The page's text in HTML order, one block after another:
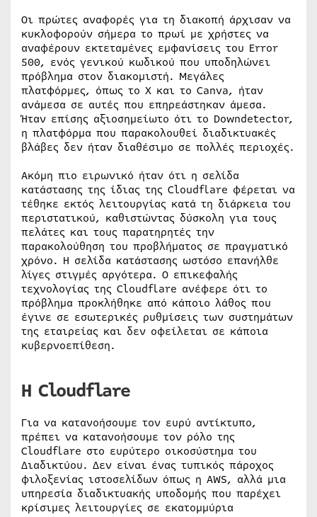
Οι πρώτες αναφορές για τη διακοπή άρχισαν να
κυκλοφορούν σήμερα το πρωί με χρήστες να
αναφέρουν εκτεταμένες εμφανίσεις του Error
500, ενός γενικού κωδικού που υποδηλώνει
πρόβλημα στον διακομιστή. Μεγάλες
πλατφόρμες, όπως το X και το Canva, ήταν
ανάμεσα σε αυτές που επηρεάστηκαν άμεσα.
Ήταν επίσης αξιοσημείωτο ότι το Downdetector,
η πλατφόρμα που παρακολουθεί διαδικτυακές
βλάβες δεν ήταν διαθέσιμο σε πολλές περιοχές.
Ακόμη πιο ειρωνικό ήταν ότι η σελίδα
κατάστασης της ίδιας της Cloudflare φέρεται να
τέθηκε εκτός λειτουργίας κατά τη διάρκεια του
περιστατικού, καθιστώντας δύσκολη για τους
πελάτες και τους παρατηρητές την
παρακολούθηση του προβλήματος σε πραγματικό
χρόνο. Η σελίδα κατάστασης ωστόσο επανήλθε
λίγες στιγμές αργότερα. Ο επικεφαλής
τεχνολογίας της Cloudflare ανέφερε ότι το
πρόβλημα προκλήθηκε από κάποιο λάθος που
έγινε σε εσωτερικές ρυθμίσεις των συστημάτων
της εταιρείας και δεν οφείλεται σε κάποια
κυβερνοεπίθεση.
Η Cloudflare
Για να κατανοήσουμε τον ευρύ αντίκτυπο,
πρέπει να κατανοήσουμε τον ρόλο της
Cloudflare στο ευρύτερο οικοσύστημα του
Διαδικτύου. Δεν είναι ένας τυπικός πάροχος
φιλοξενίας ιστοσελίδων όπως η AWS, αλλά μια
υπηρεσία διαδικτυακής υποδομής που παρέχει
κρίσιμες λειτουργίες σε εκατομμύρια